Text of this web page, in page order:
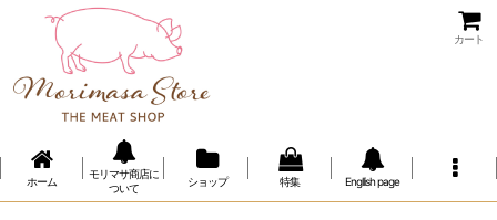
カート
ホーム
モリマサ商店に
ついて
ショップ 特集 Engllish page